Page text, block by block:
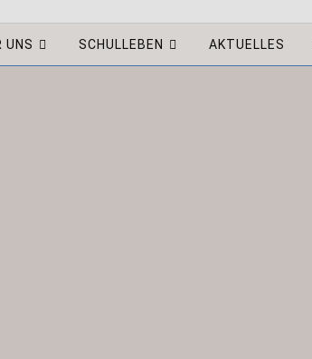
UNS SCHULLEBEN AKTUELLES